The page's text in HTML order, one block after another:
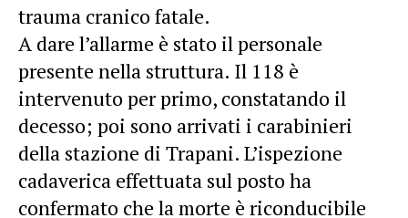
trauma cranico fatale.
A dare l’allarme è stato il personale
presente nella struttura. Il 118 è
intervenuto per primo, constatando il
decesso; poi sono arrivati i carabinieri
della stazione di Trapani. L’ispezione
cadaverica effettuata sul posto ha
confermato che la morte è riconducibile